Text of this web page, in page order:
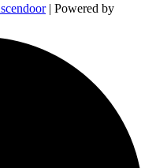
| Powered by